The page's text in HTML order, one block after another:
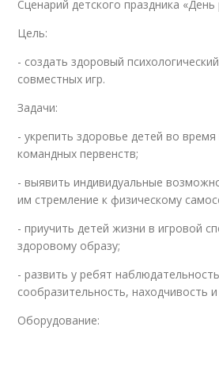
Сценарий детского праздника
Цель:
- создать здоровый
совместных игр.
Задачи:
- укрепить здоровье детей во
командных первенств;
- выявить индивидуальные
им стремление к физическому
- приучить детей жизни в игровой
здоровому образу;
- развить у ребят
сообразительность, находчивость
Оборудование: